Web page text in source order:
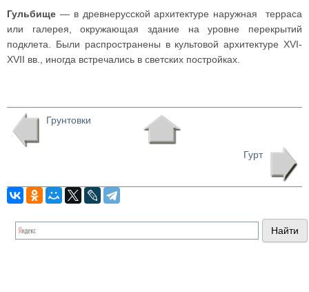
Гульбище — в древнерусской архитектуре наружная терраса
или галерея, окружающая здание на уровне перекрытий
подклета. Были распространены в культовой архитектуре XVI-
XVII вв., иногда встречались в светских постройках.
Грунтовки
Гурт